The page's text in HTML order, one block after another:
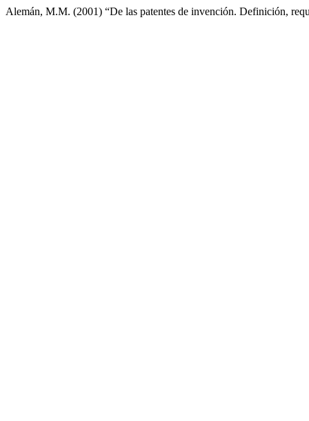
Alemán, M.M. (2001) “De las patentes de invención. Definición,